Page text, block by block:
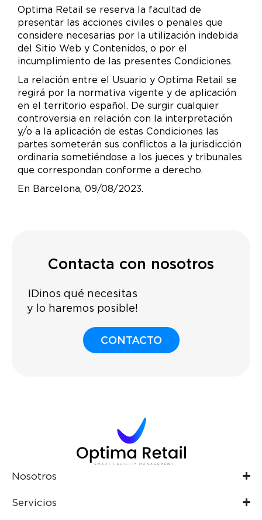
Optima Retail se reserva la facultad de
presentar las acciones civiles o penales que
considere necesarias por la utilización indebida
del Sitio Web y Contenidos, o por el
incumplimiento de las presentes Condiciones.
La relación entre el Usuario y Optima Retail se
regirá por la normativa vigente y de aplicación
en el territorio español. De surgir cualquier
controversia en relación con la interpretación
y/o a la aplicación de estas Condiciones las
partes someterán sus conflictos a la jurisdicción
ordinaria sometiéndose a los jueces y tribunales
que correspondan conforme a derecho.
En Barcelona, 09/08/2023.
Contacta con nosotros
¡Dinos qué necesitas
y lo haremos posible!
CONTACTO
Nosotros
Servicios